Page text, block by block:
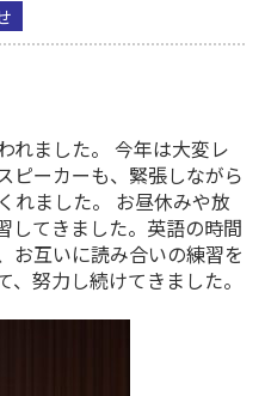
れました。 今年は大変レ
ピーカーも、緊張しながら
れました。 お昼休みや放
してきました。英語の時間
お互いに読み合いの練習を
努力し続けてきました。